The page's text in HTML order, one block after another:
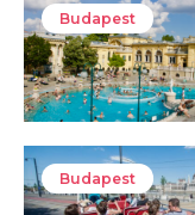
Budapest
Budapest